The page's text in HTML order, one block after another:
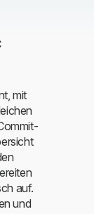
mit
auf.
und